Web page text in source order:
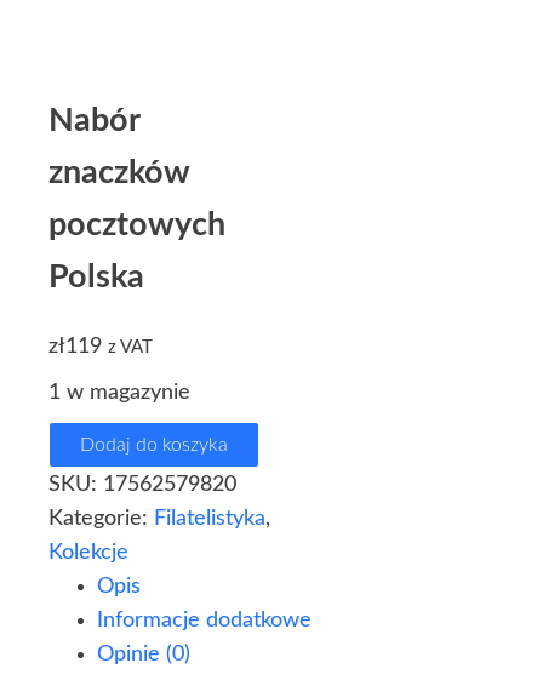
Nabór
znaczków
pocztowych
Polska
zł119 z VAT
1 w magazynie
Dodaj do koszyka
SKU: 17562579820
Kategorie: Filatelistyka,
Kolekcje
Opis
Informacje dodatkowe
Opinie (0)